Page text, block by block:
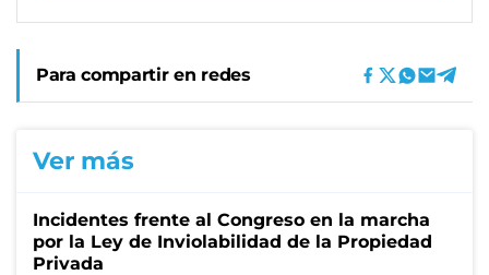
Para compartir en redes
Ver más
Incidentes frente al Congreso en la marcha
por la Ley de Inviolabilidad de la Propiedad
Privada